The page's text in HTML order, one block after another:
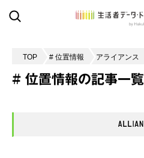
TOP # 位置情報 アライアンス
# 位置情報の記事一覧